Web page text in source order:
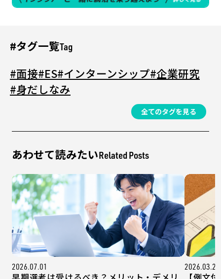
Tag
#タグ一覧
#面接#ES#インターンシップ#企業研究
#身だしなみ
全てのタグを見る
Related Posts
あわせて読みたい
2026.07.01 2026.03.20